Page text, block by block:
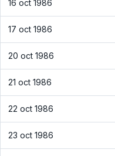
16 oct 1986
17 oct 1986
20 oct 1986
21 oct 1986
22 oct 1986
23 oct 1986